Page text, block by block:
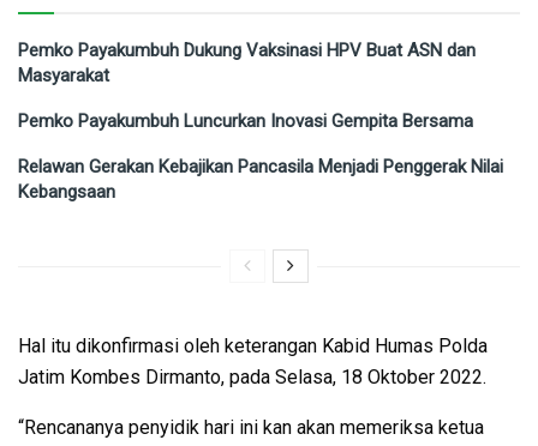
Pemko Payakumbuh Dukung Vaksinasi HPV Buat ASN dan
Masyarakat
Pemko Payakumbuh Luncurkan Inovasi Gempita Bersama
Relawan Gerakan Kebajikan Pancasila Menjadi Penggerak Nilai
Kebangsaan
Hal itu dikonfirmasi oleh keterangan Kabid Humas Polda
Jatim Kombes Dirmanto, pada Selasa, 18 Oktober 2022.
“Rencananya penyidik hari ini kan akan memeriksa ketua